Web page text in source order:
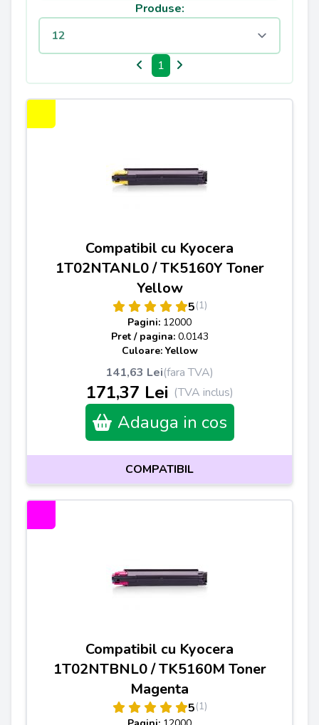
Produse:
1
Compatibil cu Kyocera
1T02NTANL0 / TK5160Y Toner
Yellow
5(1)
Pagini: 12000
Pret / pagina: 0.0143
Culoare: Yellow
141,63 Lei(fara TVA)
171,37 Lei (TVA inclus)
Adauga in cos
COMPATIBIL
Compatibil cu Kyocera
1T02NTBNL0 / TK5160M Toner
Magenta
5(1)